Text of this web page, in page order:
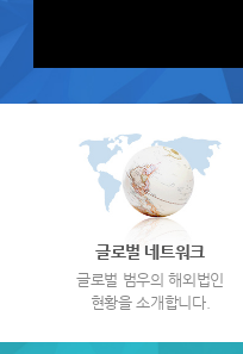
글로벌 네트워크
글로벌 범우의 해외법인
현황을 소개합니다.